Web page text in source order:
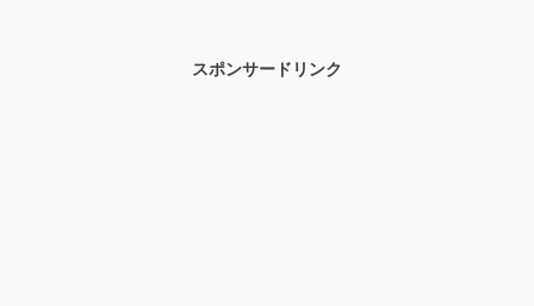
スポンサードリンク